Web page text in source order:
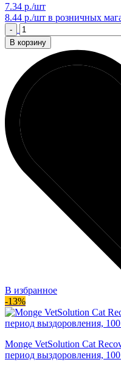
7.34 р./шт
8.44 р./шт в розничных
-
В корзину
В избранное
-13%
Monge VetSolution Cat
период выздоровления,